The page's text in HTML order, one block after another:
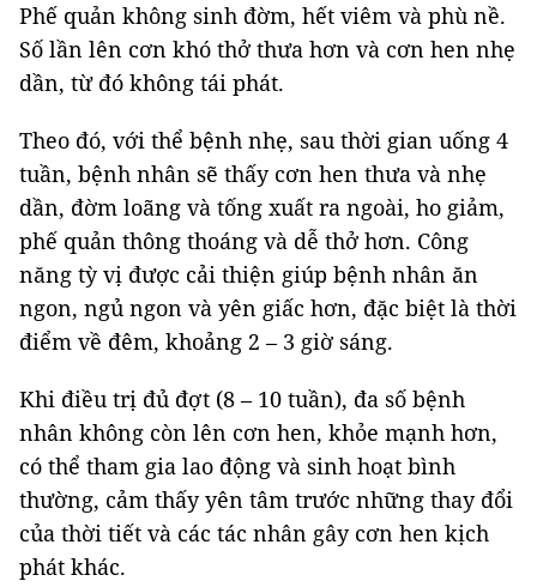
Phế quản không sinh đờm, hết viêm và phù nề.
Số lần lên cơn khó thở thưa hơn và cơn hen nhẹ
dần, từ đó không tái phát.
Theo đó, với thể bệnh nhẹ, sau thời gian uống 4
tuần, bệnh nhân sẽ thấy cơn hen thưa và nhẹ
dần, đờm loãng và tống xuất ra ngoài, ho giảm,
phế quản thông thoáng và dễ thở hơn. Công
năng tỳ vị được cải thiện giúp bệnh nhân ăn
ngon, ngủ ngon và yên giấc hơn, đặc biệt là thời
điểm về đêm, khoảng 2 – 3 giờ sáng.
Khi điều trị đủ đợt (8 – 10 tuần), đa số bệnh
nhân không còn lên cơn hen, khỏe mạnh hơn,
có thể tham gia lao động và sinh hoạt bình
thường, cảm thấy yên tâm trước những thay đổi
của thời tiết và các tác nhân gây cơn hen kịch
phát khác.